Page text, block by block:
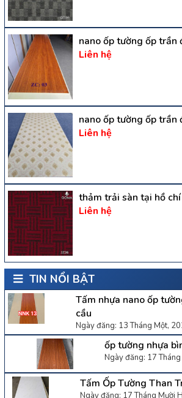
nano ốp tường ốp trần
Liên hệ
nano ốp tường ốp trần
Liên hệ
thảm trải sàn tại hồ
Liên hệ
TIN NỔI BẬT
Tấm nhựa nano ốp
cầu
Ngày đăng: 13 Tháng Một,
ốp tường nhựa
Ngày đăng: 17
Tấm Ốp Tường Than
Ngày đăng: 17 Tháng Mười